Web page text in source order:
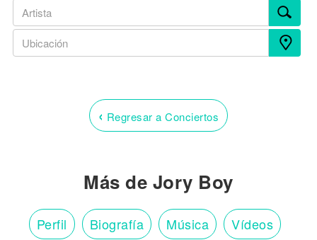
‹ Regresar a Conciertos
Más de Jory Boy
Perfil Biografía Música Vídeos